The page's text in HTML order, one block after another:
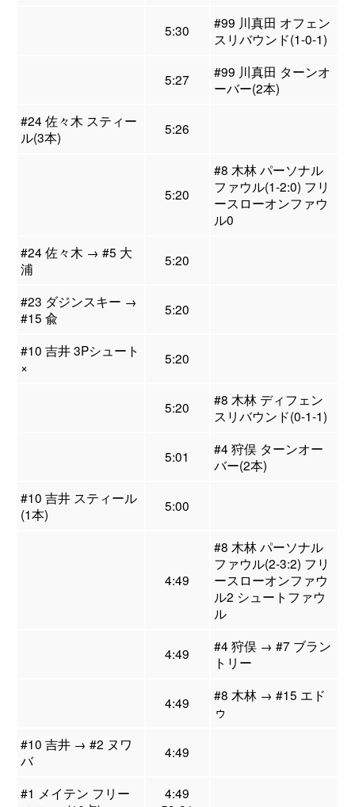
5:30
#99 川真田 オフェン
スリバウンド(1-0-1)
5:27
#99 川真田 ターンオ
ーバー(2本)
#24 佐々木 スティー
ル(3本)
5:26
5:20
#8 木林 パーソナル
ファウル(1-2:0) フリ
ースローオンファウ
ル0
#24 佐々木 → #5 大
浦
5:20
#23 ダジンスキー →
#15 兪
5:20
#10 吉井 3Pシュート
×
5:20
5:20
#8 木林 ディフェン
スリバウンド(0-1-1)
5:01
#4 狩俣 ターンオー
バー(2本)
#10 吉井 スティール
(1本)
5:00
4:49
#8 木林 パーソナル
ファウル(2-3:2) フリ
ースローオンファウ
ル2 シュートファウ
ル
4:49
#4 狩俣 → #7 ブラン
トリー
4:49
#8 木林 → #15 エド
ゥ
#10 吉井 → #2 ヌワ
バ
4:49
#1 メイテン フリー
4:49